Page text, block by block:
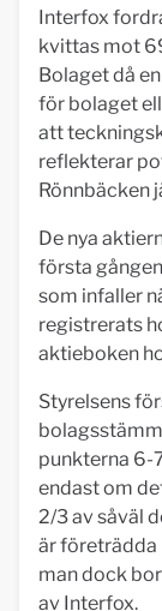
Interfox
kvittas mot
Bolaget då
för bolaget
att
reflekterar
Rönnbäcken
De nya
första
som infaller
registrerats
aktieboken
Styrelsens
punkterna 6-
endast om
2/3 av såväl
är företrädda
man dock
av Interfox.